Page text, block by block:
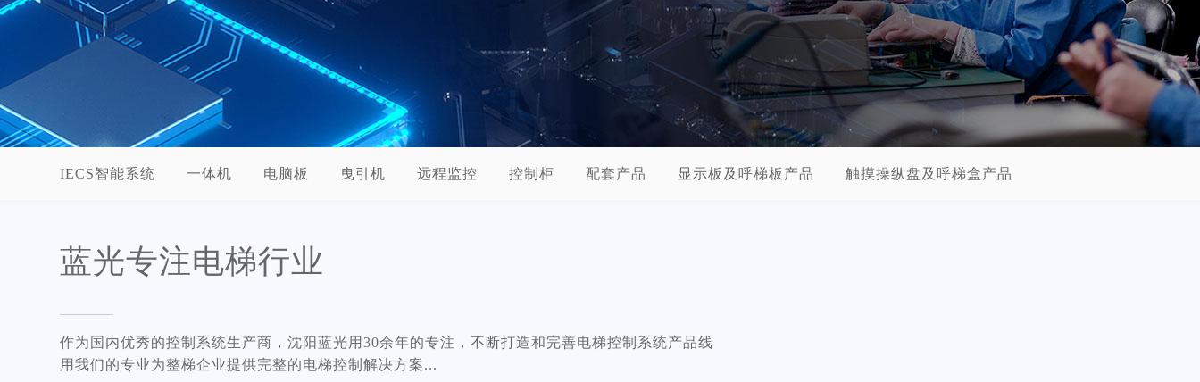
IECS智能系统 一体机 电脑板 曳引机 远程监控 控制柜 配套产品 显示板及呼梯板产品 触摸操纵盘及呼梯盒产品
蓝光专注电梯行业
作为国内优秀的控制系统生产商，沈阳蓝光用30余年的专注，不断打造和完善电梯控制系统产品线
用我们的专业为整梯企业提供完整的电梯控制解决方案...